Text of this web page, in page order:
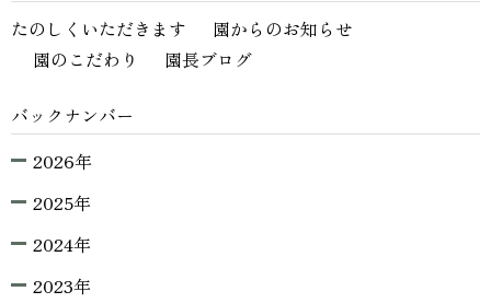
たのしくいただきます
園からのお知らせ
園のこだわり
園長ブログ
バックナンバー
2026年
2025年
2024年
2023年